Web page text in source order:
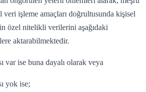
işleme amaçları doğrultusunda kişisel
özel nitelikli verilerini aşağıdaki
aktarabilmektedir.
var ise buna dayalı olarak veya
yok ise;